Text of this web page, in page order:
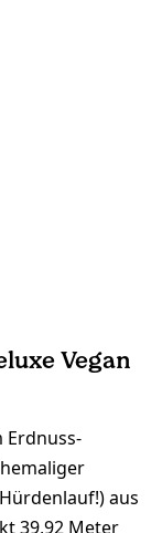
Vegan
Erdnuss-
aus
39,92 Meter